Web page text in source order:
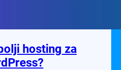
hosting za